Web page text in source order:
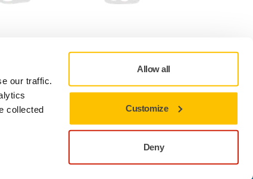
our traffic.
collected
Allow all
Customize
Deny
Fermer pour rester sur le site actuel